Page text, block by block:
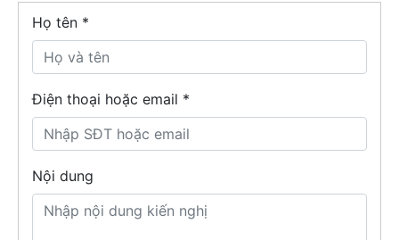
Họ tên *
Điện thoại hoặc email *
Nội dung